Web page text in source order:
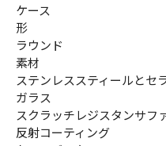
ケース
形
ラウンド
素材
ステンレススティールとセ
ガラス
スクラッチレジスタンサフ
反射コーティング